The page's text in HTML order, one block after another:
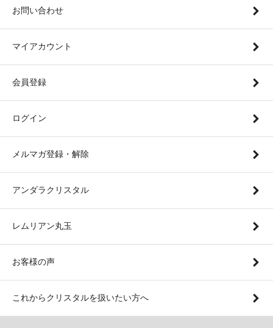
お問い合わせ
マイアカウント
会員登録
ログイン
メルマガ登録・解除
アンダラクリスタル
レムリアン丸玉
お客様の声
これからクリスタルを扱いたい方へ